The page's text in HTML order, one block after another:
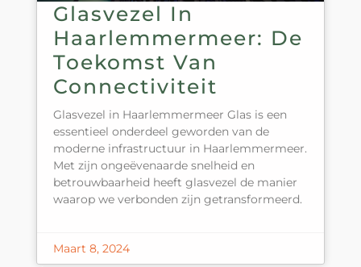
Glasvezel In
Haarlemmermeer: De
Toekomst Van
Connectiviteit
Glasvezel in Haarlemmermeer Glas is een
essentieel onderdeel geworden van de
moderne infrastructuur in Haarlemmermeer.
Met zijn ongeëvenaarde snelheid en
betrouwbaarheid heeft glasvezel de manier
waarop we verbonden zijn getransformeerd.
Maart 8, 2024